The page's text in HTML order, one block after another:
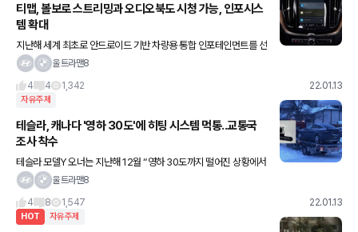
티맵, 볼보로 스트리밍과 오디오북도 시청 가능, 인포시스
템 확대
지난해 세계 최초로 안드로이드 기반 차량용 통합 인포테인먼트를 선
보인 볼보자동차와 티맵모빌리티가 협력을 확대한다고 합니다 티맵
차 전 모
울트라맨8
4
4 1,342 22.01.13
자유주제
테슬라, 캐나다 '영하 30도'에 히팅 시스템 먹통..교통국
조사 착수
테슬라 모델Y 오너는 지난해 12월 “영하 30도까지 떨어진 상황에서
차내 히팅 시스템이 작동하지 않았다”며 “아이들은 발에 고통스러운
울트라맨8
4
8 1,547 22.01.13
HOT 자유주제